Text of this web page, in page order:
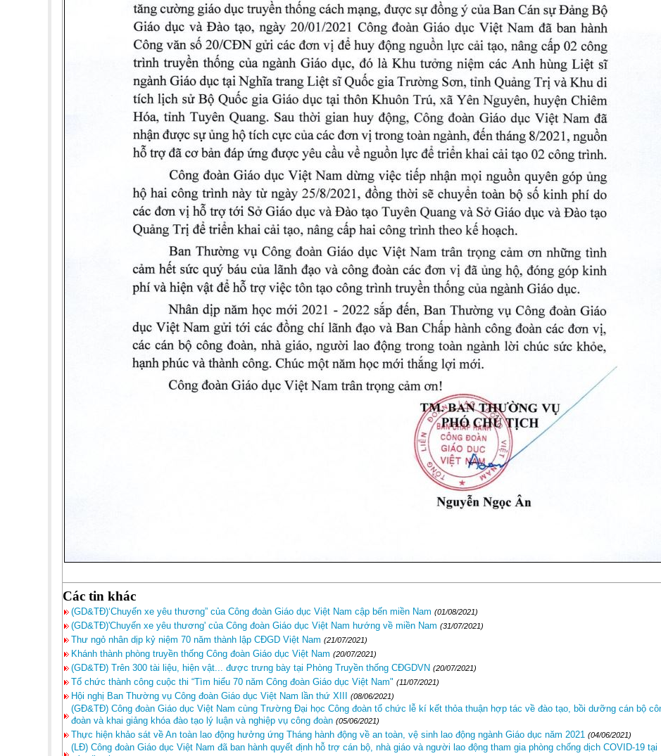
Các tin khác
(GD&TĐ)‘Chuyến xe yêu thương” của Công đoàn Giáo dục Việt Nam cập bến miền Nam (01/08/2021)
(GD&TĐ)'Chuyến xe yêu thương' của Công đoàn Giáo dục Việt Nam hướng về miền Nam (31/07/2021)
Thư ngỏ nhân dịp kỷ niệm 70 năm thành lập CĐGD Việt Nam (21/07/2021)
Khánh thành phòng truyền thống Công đoàn Giáo dục Việt Nam (20/07/2021)
(GD&TĐ) Trên 300 tài liệu, hiện vật... được trưng bày tại Phòng Truyền thống CĐGDVN (20/07/2021)
Tổ chức thành công cuộc thi “Tìm hiểu 70 năm Công đoàn Giáo dục Việt Nam" (11/07/2021)
Hội nghị Ban Thường vụ Công đoàn Giáo dục Việt Nam lần thứ XIII (08/06/2021)
(GĐ&TĐ) Công đoàn Giáo dục Việt Nam cùng Trường Đại học Công đoàn tổ chức lễ kí kết thỏa thuận hợp tác về đào tạo, bồi dưỡng cán bộ
đoàn và khai giảng khóa đào tạo lý luận và nghiệp vụ công đoàn (05/06/2021)
Thực hiện khảo sát về An toàn lao động hưởng ứng Tháng hành động về an toàn, vệ sinh lao động ngành Giáo dục năm 2021 (04/06/2021)
(LĐ) Công đoàn Giáo dục Việt Nam đã ban hành quyết định hỗ trợ cán bộ, nhà giáo và người lao động tham gia phòng chống dịch COVID-19 tại